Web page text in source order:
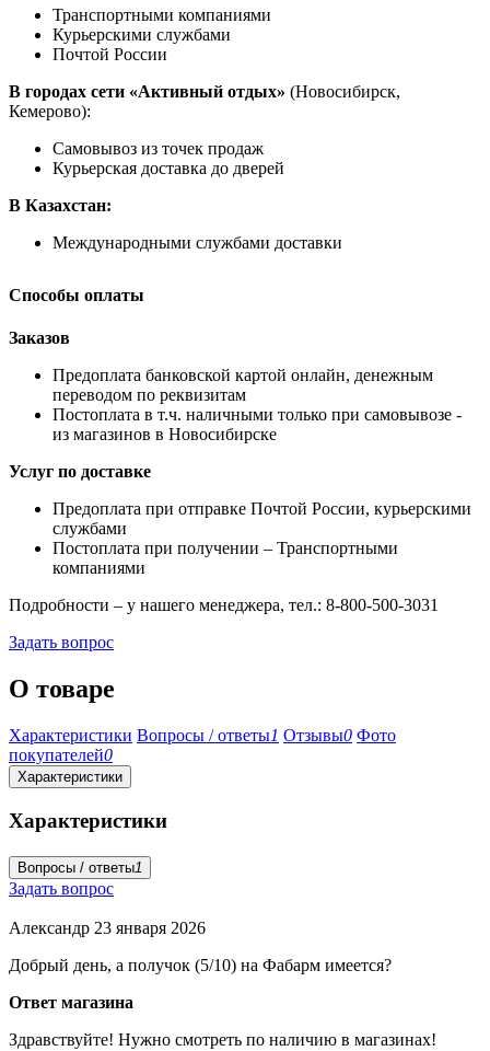
Транспортными компаниями
Курьерскими службами
Почтой России
В городах сети «Активный отдых» (Новосибирск,
Кемерово):
Самовывоз из точек продаж
Курьерская доставка до дверей
В Казахстан:
Международными службами доставки
Способы оплаты
Заказов
Предоплата банковской картой онлайн, денежным
переводом по реквизитам
Постоплата в т.ч. наличными только при самовывозе -
из магазинов в Новосибирске
Услуг по доставке
Предоплата при отправке Почтой России, курьерскими
службами
Постоплата при получении – Транспортными
компаниями
Подробности – у нашего менеджера, тел.: 8-800-500-3031
Задать вопрос
О товаре
Характеристики Вопросы / ответы1 Отзывы0 Фото
покупателей0
Характеристики
Характеристики
Вопросы / ответы1
Задать вопрос
Александр 23 января 2026
Добрый день, а получок (5/10) на Фабарм имеется?
Ответ магазина
Здравствуйте! Нужно смотреть по наличию в магазинах!